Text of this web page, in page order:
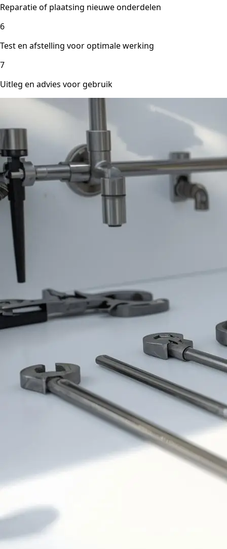
Reparatie of plaatsing nieuwe onderdelen
6
Test en afstelling voor optimale werking
7
Uitleg en advies voor gebruik